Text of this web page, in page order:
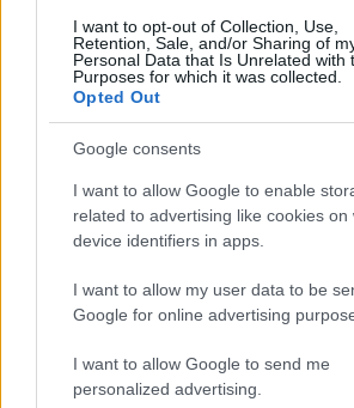
I want to opt-out of Collection, Use,
Retention, Sale, and/or Sharing of
Personal Data that Is Unrelated with
Purposes for which it was collected.
Opted Out
Google consents
I want to allow Google to enable
related to advertising like cookies on
device identifiers in apps.
I want to allow my user data to be
Google for online advertising
I want to allow Google to send me
personalized advertising.
renderanno sempre più
del loro sogno.
Adriano cambia gli
tenuta
La servitù proverà ad
svolgimento delle sue
suscitando però la dura
infastidito dall’iniziativa dei
Infine Adriano comunicherà
decisione molto importante